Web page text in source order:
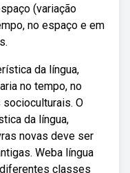
(variação
no espaço e em
da língua,
no tempo, no
O
da língua,
novas deve ser
Weba língua
classes